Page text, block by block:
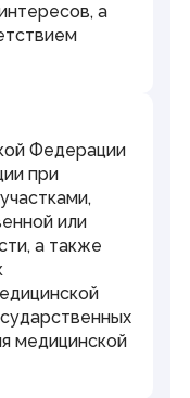
а
Федерации
при
или
а также
медицинской